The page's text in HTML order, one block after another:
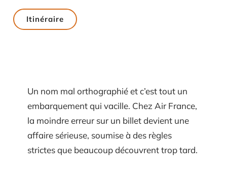
Itinéraire
Un nom mal orthographié et c’est tout un
embarquement qui vacille. Chez Air France,
la moindre erreur sur un billet devient une
affaire sérieuse, soumise à des règles
strictes que beaucoup découvrent trop tard.